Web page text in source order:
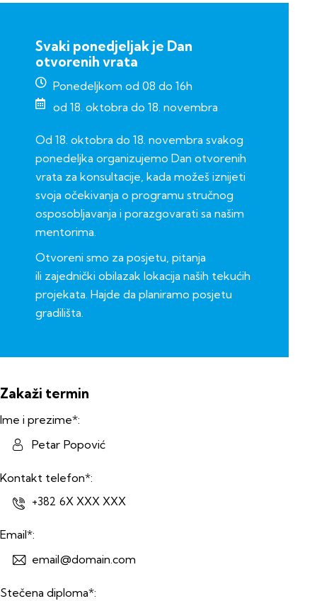
Svaki ponedjeljak je Dan
otvorenih vrata
Ponedeljkom od 08 do 16h
od 18. oktobra do 18. novembra
Od 18. oktobra do 18. novembra svakog
ponedeljka organizujemo Dan otvorenih
vrata za konsultacije, kada možeš iznijeti
svoja očekivanja o programu stručnog
osposobljavanja i porazgovarati sa našim
mentorima.
Otvoreni smo za posjetu, pitanja
ili zajednički obilazak lokacija naših tekućih
projekata. Hajde da planiramo posjetu
gradilišta.
Zakaži termin
Ime i prezime*:
Kontakt telefon*:
Email*:
Stečena diploma*: